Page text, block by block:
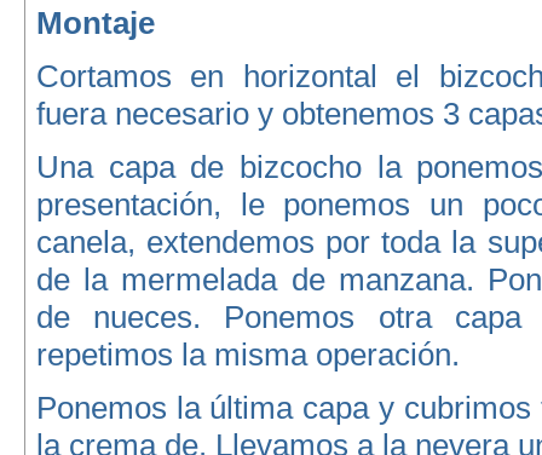
Montaje
Cortamos en horizontal el
fuera necesario y obtenemos 3
Una capa de bizcocho la
presentación, le ponemos un
canela, extendemos por toda la
de la mermelada de manzana.
de nueces. Ponemos otra
repetimos la misma operación.
Ponemos la última capa y
la crema de. Llevamos a la nevera